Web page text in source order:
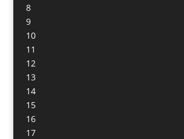
8
9
10
11
12
13
14
15
16
17